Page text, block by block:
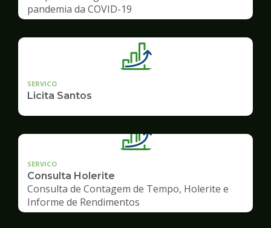
pandemia da COVID-19
SERVICO
Licita Santos
SERVICO
Consulta Holerite
Consulta de Contagem de Tempo, Holerite e
Informe de Rendimentos